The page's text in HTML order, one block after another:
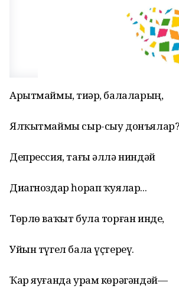
Арытмаймы, тиҙәр, балаларың,
Ялҡытмаймы сыр-сыу донъялар?
Депрессия, тағы әллә ниндәй
Диагноздар һорап ҡуялар...
Төрлө ваҡыт була торған инде,
Уйын түгел бала үҫтереү.
Ҡар яуғанда урам көрәгәндәй—